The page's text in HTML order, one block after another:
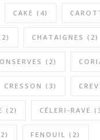
CAKE (4)
CHATAIGNES (2)
(2)
CRESSON (3)
(2) CÉLERI-RAVE
FENOUIL (2)